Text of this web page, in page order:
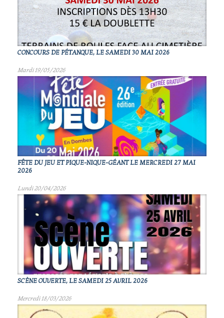
CONCOURS DE PÉTANQUE, LE SAMEDI 30 MAI 2026
Mardi 19/05/2026
FÊTE DU JEU ET PIQUE-NIQUE-GÉANT LE MERCREDI 27 MAI
2026
Lundi 20/04/2026
SCÈNE OUVERTE, LE SAMEDI 25 AVRIL 2026
Mercredi 18/03/2026